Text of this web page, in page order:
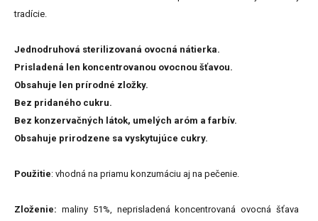
tradície.
Jednodruhová sterilizovaná ovocná nátierka.
Prisladená len koncentrovanou ovocnou šťavou.
Obsahuje len prírodné zložky.
Bez pridaného cukru.
Bez konzervačných látok, umelých aróm a farbív.
Obsahuje prirodzene sa vyskytujúce cukry.
Použitie: vhodná na priamu konzumáciu aj na pečenie.
Zloženie: maliny 51%, neprisladená koncentrovaná ovocná šťava